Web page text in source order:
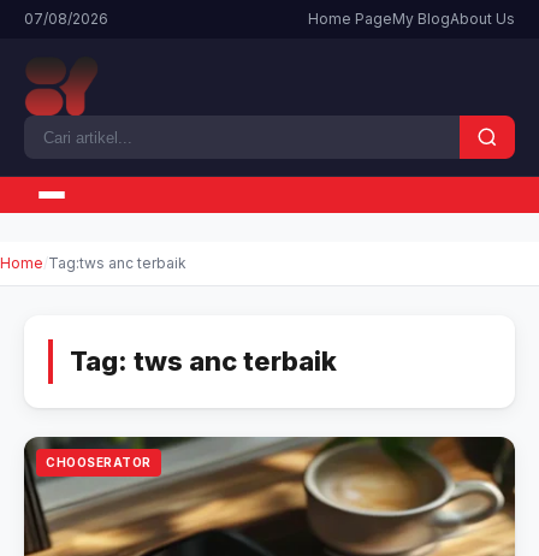
07/08/2026 Home PageMy BlogAbout Us
Home Tag:tws anc terbaik
Tag: tws anc terbaik
CHOOSERATOR